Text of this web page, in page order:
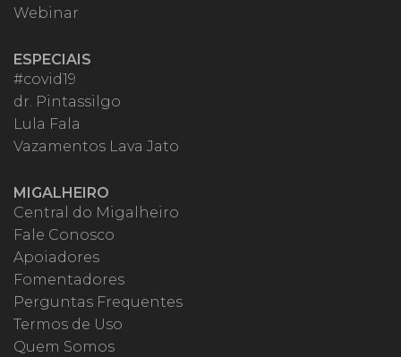
Webinar
ESPECIAIS
#covid19
dr. Pintassilgo
Lula Fala
Vazamentos Lava Jato
MIGALHEIRO
Central do Migalheiro
Fale Conosco
Apoiadores
Fomentadores
Perguntas Frequentes
Termos de Uso
Quem Somos